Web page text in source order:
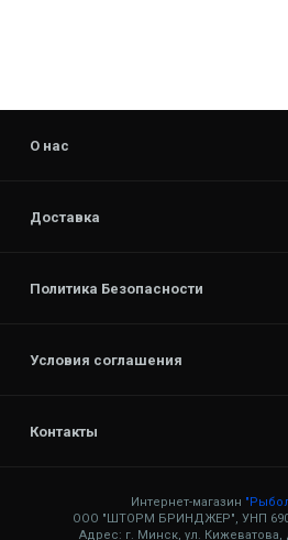
О нас
Доставка
Политика Безопасности
Условия соглашения
Контакты
Интернет-магазин
ООО "ШТОРМ БРИНДЖЕР", УНП
Адрес: г. Минск, ул. Кижеватова,